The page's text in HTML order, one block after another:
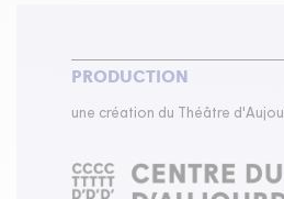
PRODUCTION
une création du Théâtre